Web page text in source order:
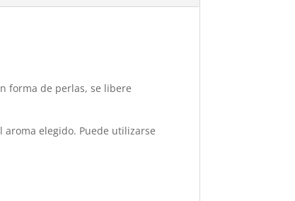
forma de perlas, se libere
elegido. Puede utilizarse